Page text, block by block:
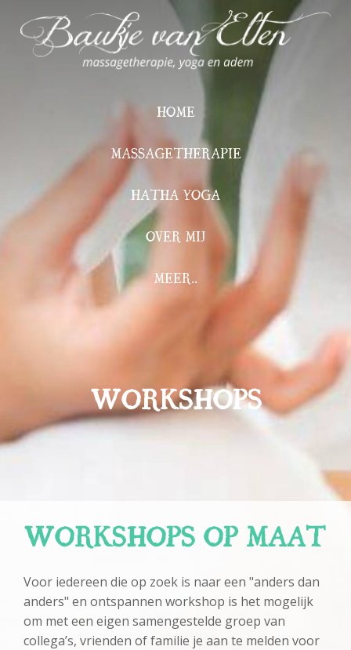
HOME
MASSAGETHERAPIE
HATHA YOGA
OVER MIJ
MEER..
WORKSHOPS
WORKSHOPS OP MAAT
Voor iedereen die op zoek is naar een "anders dan
anders" en ontspannen workshop is het mogelijk
om met een eigen samengestelde groep van
collega’s, vrienden of familie je aan te melden voor